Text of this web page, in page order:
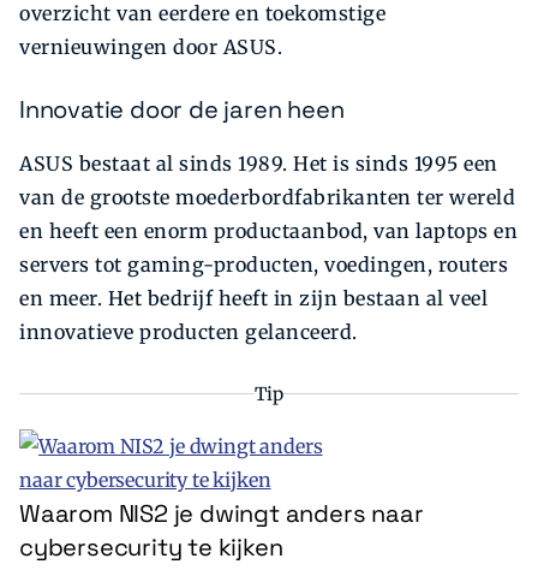
overzicht van eerdere en toekomstige
vernieuwingen door ASUS.
Innovatie door de jaren heen
ASUS bestaat al sinds 1989. Het is sinds 1995 een
van de grootste moederbordfabrikanten ter wereld
en heeft een enorm productaanbod, van laptops en
servers tot gaming-producten, voedingen, routers
en meer. Het bedrijf heeft in zijn bestaan al veel
innovatieve producten gelanceerd.
Tip
Waarom NIS2 je dwingt anders naar
cybersecurity te kijken